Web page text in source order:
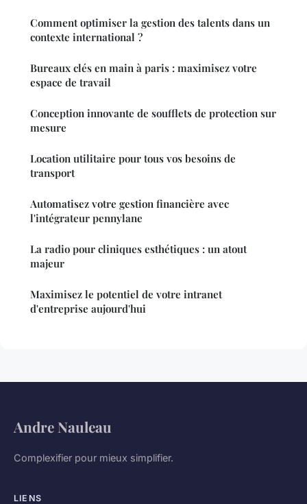
Comment optimiser la gestion des talents dans un
contexte international ?
Bureaux clés en main à paris : maximisez votre
espace de travail
Conception innovante de soufflets de protection sur
mesure
Location utilitaire pour tous vos besoins de
transport
Automatisez votre gestion financière avec
l'intégrateur pennylane
La radio pour cliniques esthétiques : un atout
majeur
Maximisez le potentiel de votre intranet
d'entreprise aujourd'hui
Andre Nauleau
Complexifier pour mieux simplifier.
LIENS